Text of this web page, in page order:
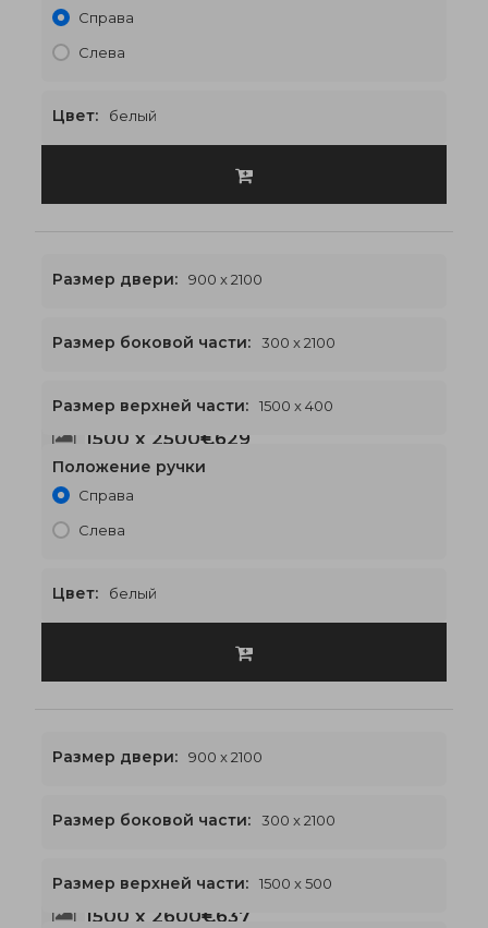
Справа
Слева
Цвет: белый
1500 x 2500€629
Размер двери: 900 x 2100
Размер боковой части: 300 x 2100
Размер верхней части: 1500 x 400
Положение ручки
Справа
Слева
Цвет: белый
1500 x 2600€637
Размер двери: 900 x 2100
Размер боковой части: 300 x 2100
Размер верхней части: 1500 x 500